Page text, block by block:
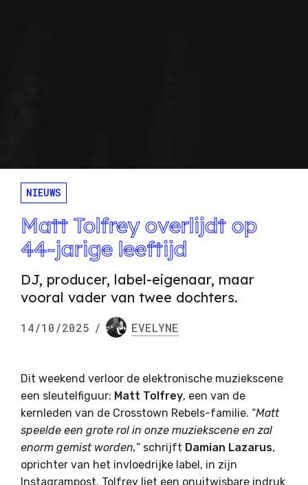
NIEUWS
Matt Tolfrey overlijdt op
44-jarige leeftijd
DJ, producer, label-eigenaar, maar
vooral vader van twee dochters.
14/10/2025 / EVELYNE
Dit weekend verloor de elektronische muziekscene
een sleutelfiguur: Matt Tolfrey, een van de
kernleden van de Crosstown Rebels-familie. “Matt
speelde een grote rol in onze muziekscene en zal
enorm gemist worden,” schrijft Damian Lazarus,
oprichter van het invloedrijke label, in zijn
Instagrampost. Tolfrey liet een onuitwisbare indruk